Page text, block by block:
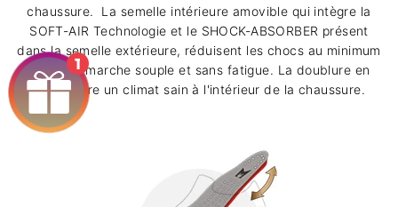
chaussure.
La semelle intérieure amovible qui intègre la
SOFT-AIR Technologie et le SHOCK-ABSORBER présent
dans la semelle extérieure, réduisent les chocs au minimum
pour une marche souple et sans fatigue. La doublure en
cuir assure un climat sain à l'intérieur de la chaussure.
1